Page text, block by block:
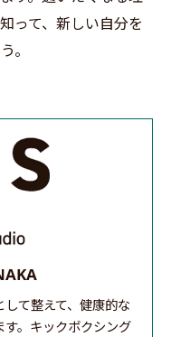
って、新しい自分を
。
て整えて、健康的な
。キックボクシング